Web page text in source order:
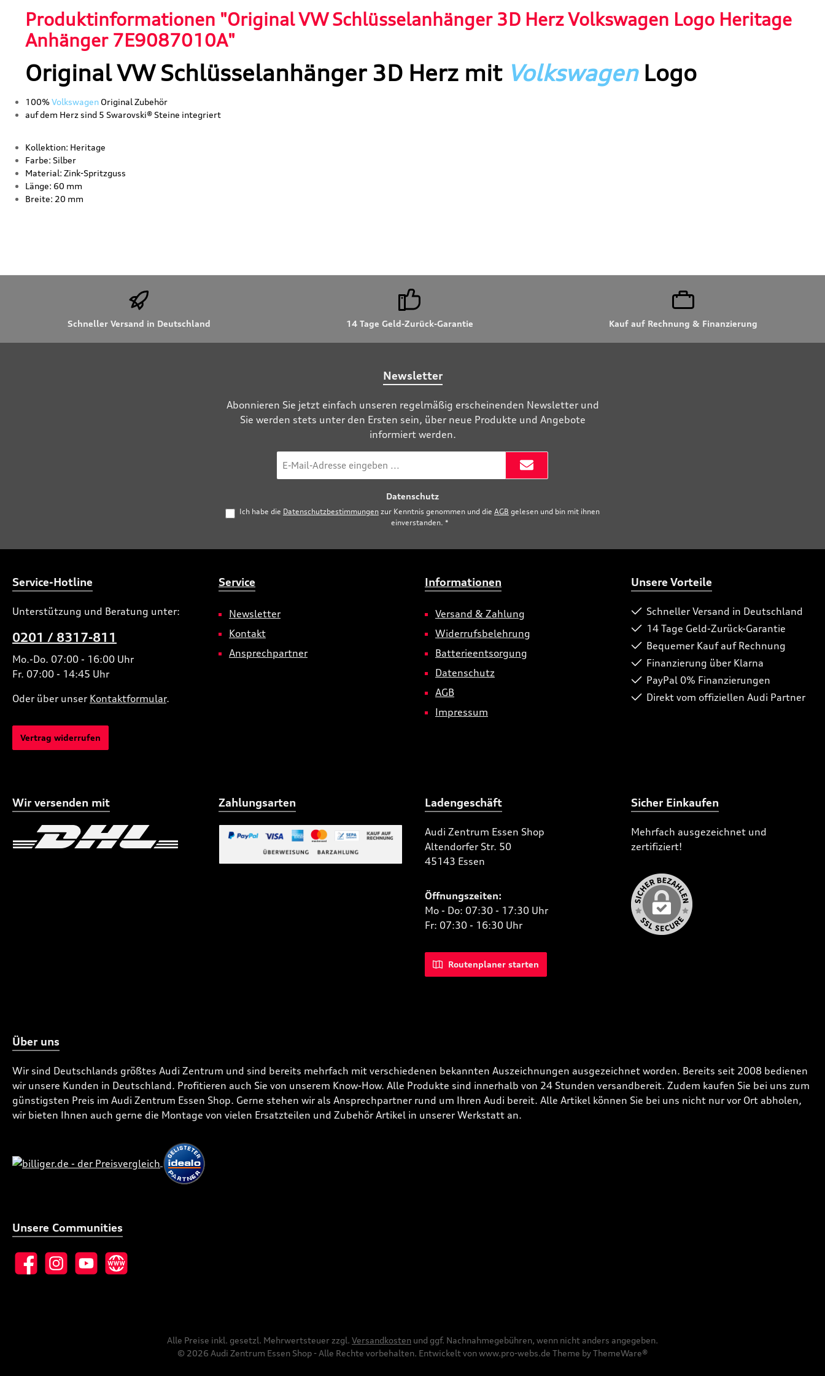
Produktinformationen "Original VW Schlüsselanhänger 3D Herz Volkswagen Logo Heritage
Anhänger 7E9087010A"
Original VW Schlüsselanhänger 3D Herz mit Volkswagen Logo
100%Volkswagen Original Zubehör
auf dem Herz sind 5 Swarovski® Steine integriert
Kollektion: Heritage
Farbe: Silber
Material: Zink-Spritzguss
Länge: 60 mm
Breite: 20 mm
Schneller Versand in Deutschland 14 Tage Geld-Zurück-Garantie Kauf auf Rechnung & Finanzierung
Newsletter
Abonnieren Sie jetzt einfach unseren regelmäßig erscheinenden Newsletter und
Sie werden stets unter den Ersten sein, über neue Produkte und Angebote
informiert werden.
Mail-
Datenschutz
Ich habe die Datenschutzbestimmungen zur Kenntnis genommen und die AGB gelesen und bin mit ihnen
einverstanden. *
Service-Hotline
Unterstützung und Beratung unter:
0201 / 8317-811
Mo.-Do. 07:00 - 16:00 Uhr
Fr. 07:00 - 14:45 Uhr
Oder über unser Kontaktformular.
Vertrag widerrufen
Service
Newsletter
Kontakt
Ansprechpartner
Informationen
Versand & Zahlung
Widerrufsbelehrung
Batterieentsorgung
Datenschutz
AGB
Impressum
Unsere Vorteile
Schneller Versand in Deutschland
14 Tage Geld-Zurück-Garantie
Bequemer Kauf auf Rechnung
Finanzierung über Klarna
PayPal 0% Finanzierungen
Direkt vom offiziellen Audi Partner
Wir versenden mit
Benutzerdefiniertes Bild 2
Zahlungsarten Ladengeschäft
Audi Zentrum Essen Shop
Altendorfer Str. 50
45143 Essen
Öffnungszeiten:
Mo - Do: 07:30 - 17:30 Uhr
Fr: 07:30 - 16:30 Uhr
Routenplaner starten
Sicher Einkaufen
Mehrfach ausgezeichnet und
zertifiziert!
Über uns
Wir sind Deutschlands größtes Audi Zentrum und sind bereits mehrfach mit verschiedenen bekannten Auszeichnungen ausgezeichnet worden. Bereits seit 2008 bedienen
wir unsere Kunden in Deutschland. Profitieren auch Sie von unserem Know-How. Alle Produkte sind innerhalb von 24 Stunden versandbereit. Zudem kaufen Sie bei uns zum
günstigsten Preis im Audi Zentrum Essen Shop. Gerne stehen wir als Ansprechpartner rund um Ihren Audi bereit. Alle Artikel können Sie bei uns nicht nur vor Ort abholen,
wir bieten Ihnen auch gerne die Montage von vielen Ersatzteilen und Zubehör Artikel in unserer Werkstatt an.
Unsere Communities
FacebookInstagramYouTubeWebsite
Alle Preise inkl. gesetzl. Mehrwertsteuer zzgl. Versandkosten und ggf. Nachnahmegebühren, wenn nicht anders angegeben.
© 2026 Audi Zentrum Essen Shop - Alle Rechte vorbehalten. Entwickelt vonwww.pro-webs.de Theme byThemeWare®